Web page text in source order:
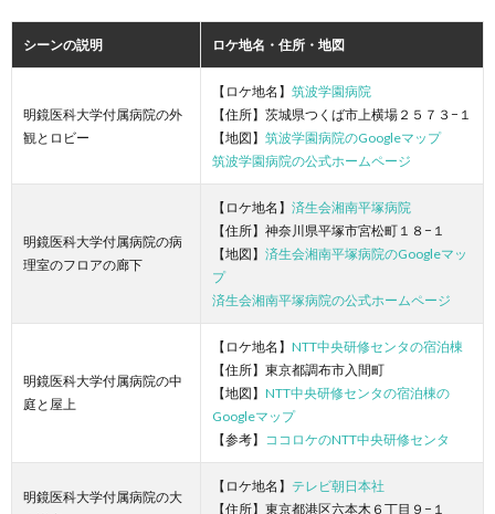
シーンの説明 ロケ地名・住所・地図
明鏡医科大学付属病院の外
観とロビー
【ロケ地名】 筑波学園病院
【住所】茨城県つくば市上横場２５７３−１
【地図】 筑波学園病院のGoogleマップ
筑波学園病院の公式ホームページ
明鏡医科大学付属病院の病
理室のフロアの廊下
【ロケ地名】 済生会湘南平塚病院
【住所】神奈川県平塚市宮松町１８−１
【地図】 済生会湘南平塚病院のGoogleマッ
プ
済生会湘南平塚病院の公式ホームページ
明鏡医科大学付属病院の中
庭と屋上
【ロケ地名】 NTT中央研修センタの宿泊棟
【住所】東京都調布市入間町
【地図】 NTT中央研修センタの宿泊棟の
Googleマップ
【参考】 ココロケのNTT中央研修センタ
明鏡医科大学付属病院の大
【ロケ地名】 テレビ朝日本社
【住所】東京都港区六本木６丁目９−１